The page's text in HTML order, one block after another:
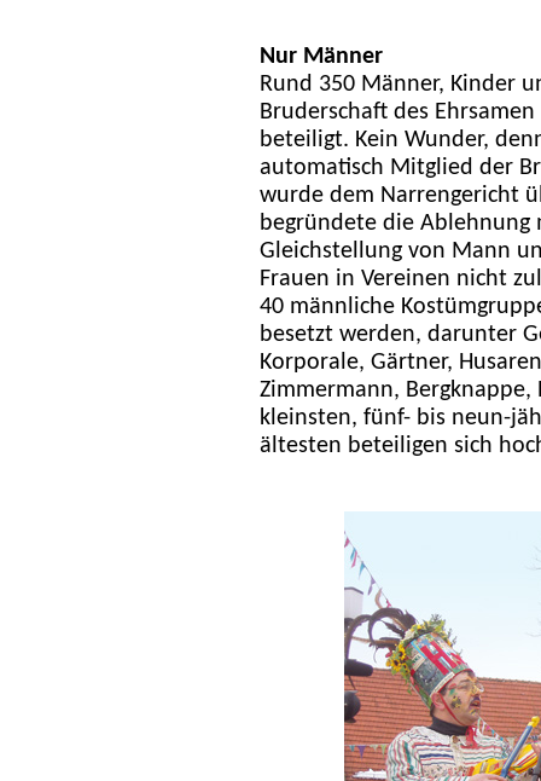
Nur Männer
Rund 350 Männer, Kinder
Bruderschaft des
beteiligt. Kein Wunder,
automatisch Mitglied der
wurde dem Narrengericht
begründete die Ablehnung
Gleichstellung von Mann
Frauen in Vereinen nicht
40 männliche
besetzt werden, darunter
Korporale, Gärtner,
Zimmermann, Bergknappe,
kleinsten, fünf- bis neun-
ältesten beteiligen sich